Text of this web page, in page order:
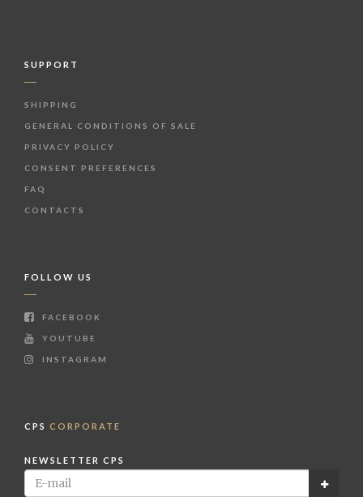
SUPPORT
SHIPPING
GENERAL CONDITIONS OF SALE
PRIVACY POLICY
CONSENT PREFERENCES
FAQ
CONTACTS
FOLLOW US
FACEBOOK
YOUTUBE
INSTAGRAM
CPS CORPORATE
NEWSLETTER CPS